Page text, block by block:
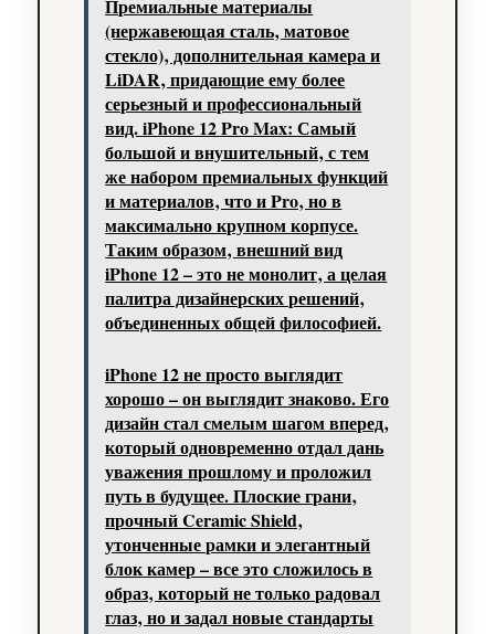
Премиальные материалы
(нержавеющая сталь‚ матовое
стекло)‚ дополнительная камера и
LiDAR‚ придающие ему более
серьезный и профессиональный
вид. iPhone 12 Pro Max: Самый
большой и внушительный‚ с тем
же набором премиальных функций
и материалов‚ что и Pro‚ но в
максимально крупном корпусе.
Таким образом‚ внешний вид
iPhone 12 – это не монолит‚ а целая
палитра дизайнерских решений‚
объединенных общей философией.
iPhone 12 не просто выглядит
хорошо – он выглядит знаково. Его
дизайн стал смелым шагом вперед‚
который одновременно отдал дань
уважения прошлому и проложил
путь в будущее. Плоские грани‚
прочный Ceramic Shield‚
утонченные рамки и элегантный
блок камер – все это сложилось в
образ‚ который не только радовал
глаз‚ но и задал новые стандарты